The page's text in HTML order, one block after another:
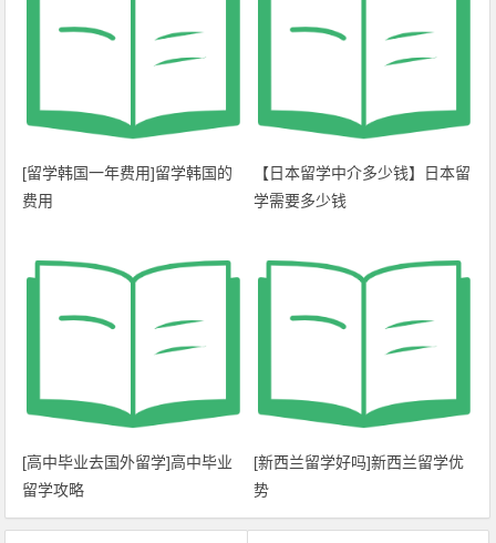
[留学韩国一年费用]留学韩国的
费用
【日本留学中介多少钱】日本留
学需要多少钱
[高中毕业去国外留学]高中毕业
留学攻略
[新西兰留学好吗]新西兰留学优
势